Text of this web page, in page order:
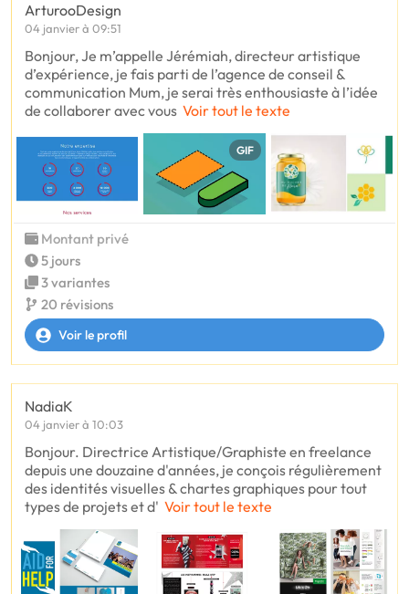
ArturooDesign
04 janvier à 09:51
Bonjour, Je m’appelle Jérémiah, directeur artistique
d’expérience, je fais parti de l’agence de conseil &
communication Mum, je serai très enthousiaste à l’idée
de collaborer avec vous Voir tout le texte
GIF
Montant privé
5 jours
3 variantes
20 révisions
Voir le profil
NadiaK
04 janvier à 10:03
Bonjour. Directrice Artistique/Graphiste en freelance
depuis une douzaine d'années, je conçois régulièrement
des identités visuelles & chartes graphiques pour tout
types de projets et d' Voir tout le texte